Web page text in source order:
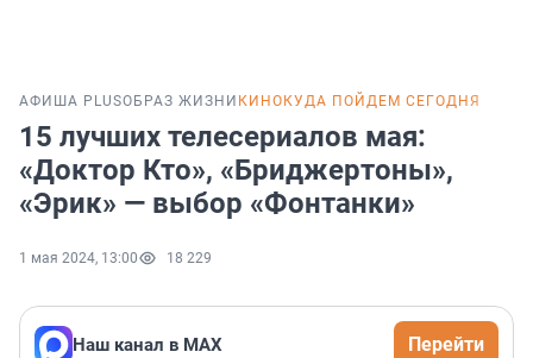
АФИША PLUSОБРАЗ ЖИЗНИ КИНО КУДА ПОЙДЕМ СЕГОДНЯ
15 лучших телесериалов мая:
«Доктор Кто», «Бриджертоны»,
«Эрик» — выбор «Фонтанки»
1 мая 2024, 13:00 18 229
Наш канал в МАХ Перейти